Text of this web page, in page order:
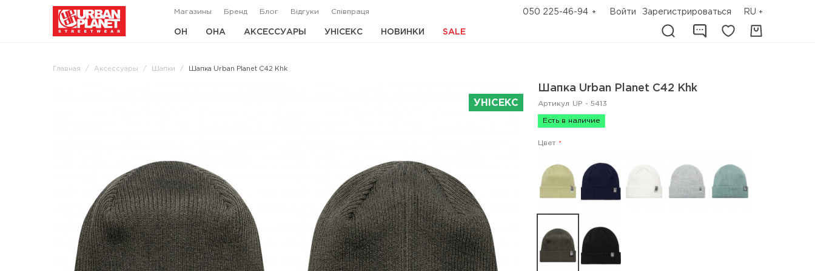
Магазины Бренд Блог Відгуки Співпраця 050 225-46-94 Войти Зарегистрироваться RU
ОН ОНА АКСЕССУАРЫ УНІСЕКС НОВИНКИ SALE
Главная Аксессуары Шапки Шапка Urban Planet C42 Khk
УНІСЕКС
Шапка Urban Planet C42 Khk
Артикул UP - 5413
Есть в наличие
Цвет